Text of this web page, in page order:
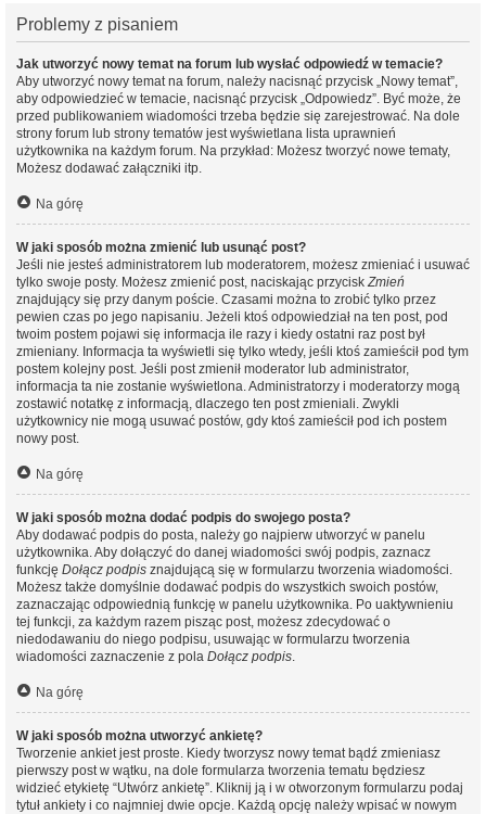
Problemy z pisaniem
Jak utworzyć nowy temat na forum lub wysłać odpowiedź w temacie?
Aby utworzyć nowy temat na forum, należy nacisnąć przycisk „Nowy temat”,
aby odpowiedzieć w temacie, nacisnąć przycisk „Odpowiedz”. Być może, że
przed publikowaniem wiadomości trzeba będzie się zarejestrować. Na dole
strony forum lub strony tematów jest wyświetlana lista uprawnień
użytkownika na każdym forum. Na przykład: Możesz tworzyć nowe tematy,
Możesz dodawać załączniki itp.
Na górę
W jaki sposób można zmienić lub usunąć post?
Jeśli nie jesteś administratorem lub moderatorem, możesz zmieniać i usuwać
tylko swoje posty. Możesz zmienić post, naciskając przyciskZmień
znajdujący się przy danym poście. Czasami można to zrobić tylko przez
pewien czas po jego napisaniu. Jeżeli ktoś odpowiedział na ten post, pod
twoim postem pojawi się informacja ile razy i kiedy ostatni raz post był
zmieniany. Informacja ta wyświetli się tylko wtedy, jeśli ktoś zamieścił pod tym
postem kolejny post. Jeśli post zmienił moderator lub administrator,
informacja ta nie zostanie wyświetlona. Administratorzy i moderatorzy mogą
zostawić notatkę z informacją, dlaczego ten post zmieniali. Zwykli
użytkownicy nie mogą usuwać postów, gdy ktoś zamieścił pod ich postem
nowy post.
Na górę
W jaki sposób można dodać podpis do swojego posta?
Aby dodawać podpis do posta, należy go najpierw utworzyć w panelu
użytkownika. Aby dołączyć do danej wiadomości swój podpis, zaznacz
funkcję Dołącz podpis znajdującą się w formularzu tworzenia wiadomości.
Możesz także domyślnie dodawać podpis do wszystkich swoich postów,
zaznaczając odpowiednią funkcję w panelu użytkownika. Po uaktywnieniu
tej funkcji, za każdym razem pisząc post, możesz zdecydować o
niedodawaniu do niego podpisu, usuwając w formularzu tworzenia
wiadomości zaznaczenie z pola Dołącz podpis.
Na górę
W jaki sposób można utworzyć ankietę?
Tworzenie ankiet jest proste. Kiedy tworzysz nowy temat bądź zmieniasz
pierwszy post w wątku, na dole formularza tworzenia tematu będziesz
widzieć etykietę “Utwórz ankietę”. Kliknij ją i w otworzonym formularzu podaj
tytuł ankiety i co najmniej dwie opcje. Każdą opcję należy wpisać w nowym